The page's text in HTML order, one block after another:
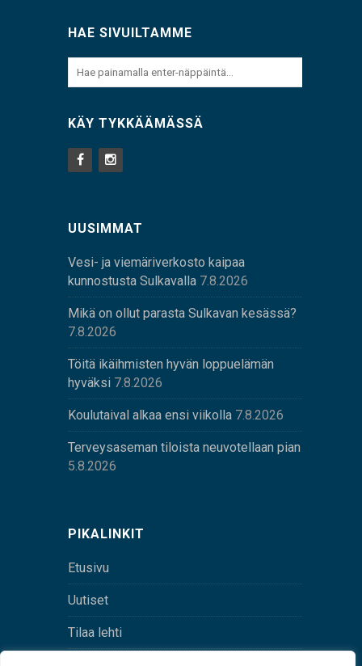
HAE SIVUILTAMME
KÄY TYKKÄÄMÄSSÄ
UUSIMMAT
Vesi- ja viemäriverkosto kaipaa
kunnostusta Sulkavalla 7.8.2026
Mikä on ollut parasta Sulkavan kesässä?
7.8.2026
Töitä ikäihmisten hyvän loppuelämän
hyväksi 7.8.2026
Koulutaival alkaa ensi viikolla 7.8.2026
Terveysaseman tiloista neuvotellaan pian
5.8.2026
PIKALINKIT
Etusivu
Uutiset
Tilaa lehti